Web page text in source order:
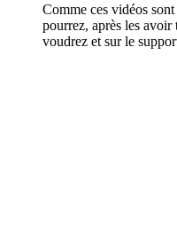
Comme ces vidéos
pourrez, après les
voudrez et sur le